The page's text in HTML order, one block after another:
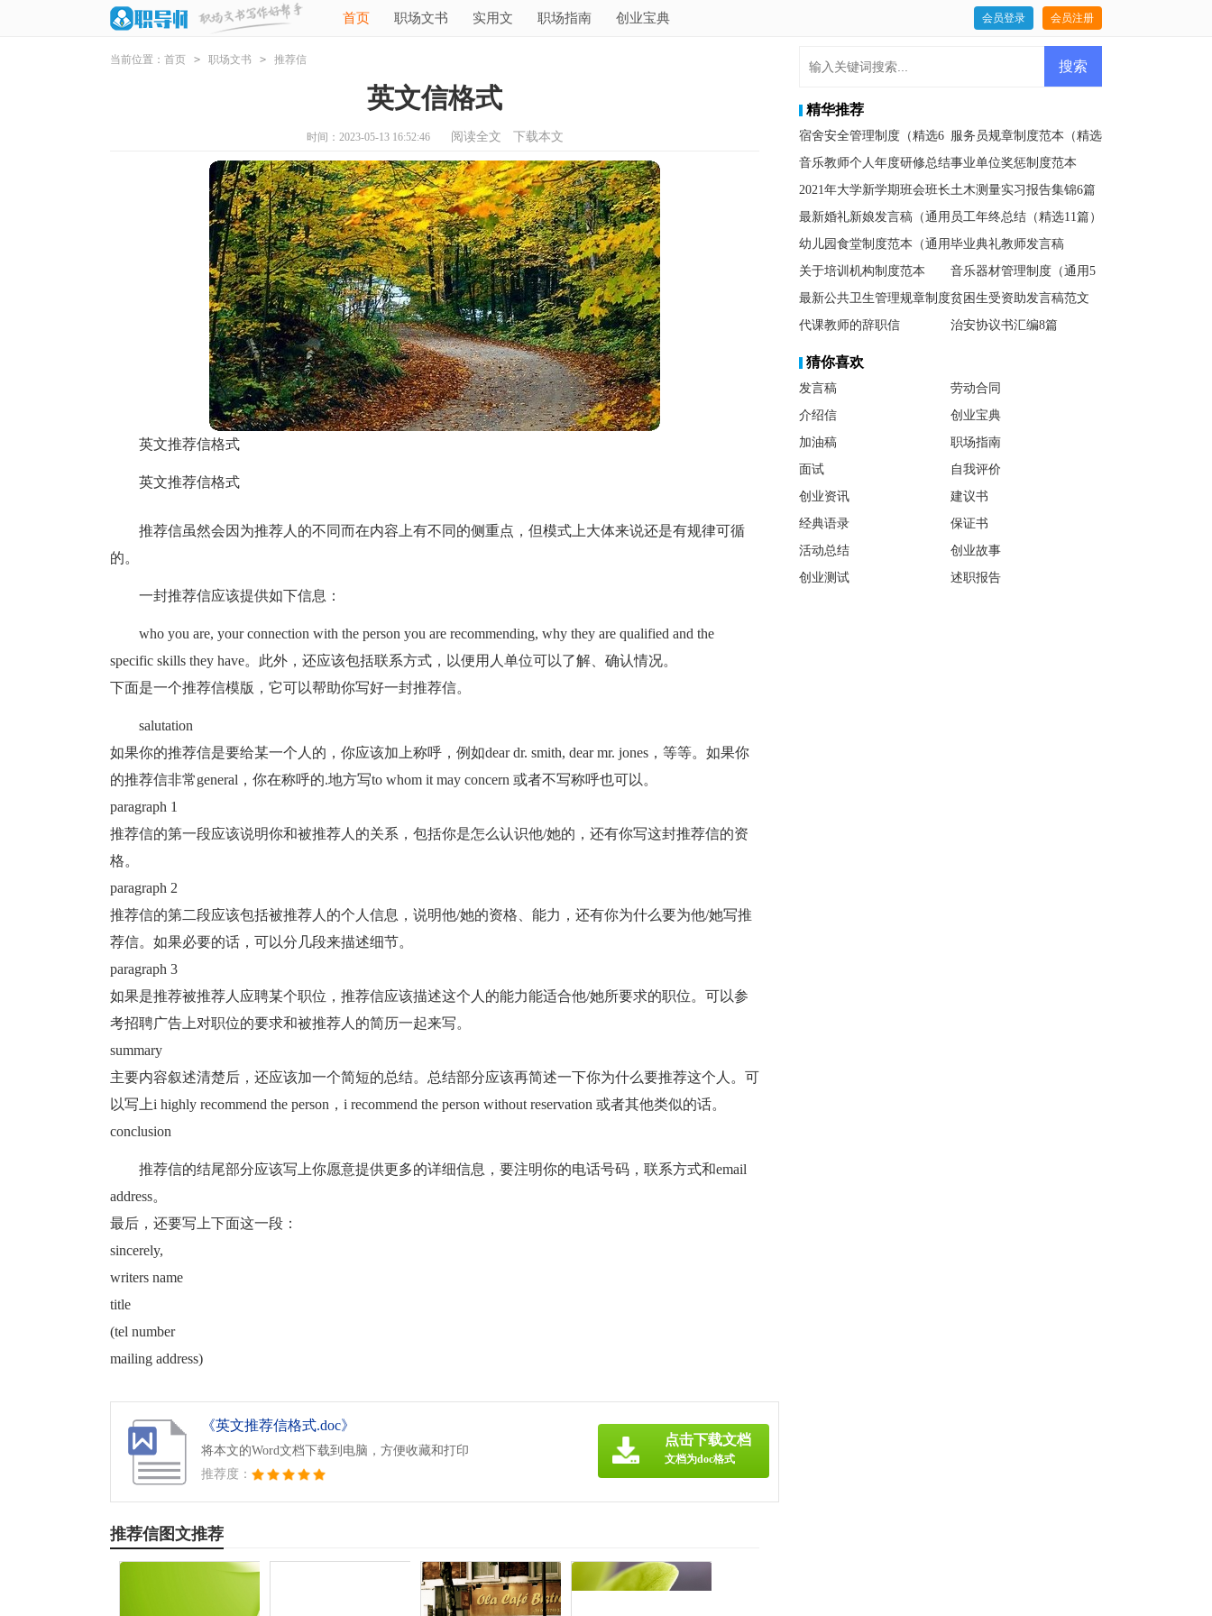
首页 职场文书 实用文 职场指南 创业宝典 会员登录 会员注册
当前位置： 首页 > 职场文书 > 推荐信
英文信格式
时间：2023-05-13 16:52:46 阅读全文 下载本文
英文推荐信格式
英文推荐信格式
推荐信虽然会因为推荐人的不同而在内容上有不同的侧重点，但模式上大体来说还是有规律可循
的。
一封推荐信应该提供如下信息：
who you are, your connection with the person you are recommending, why they are qualified and the
specific skills they have。此外，还应该包括联系方式，以便用人单位可以了解、确认情况。
下面是一个推荐信模版，它可以帮助你写好一封推荐信。
salutation
如果你的推荐信是要给某一个人的，你应该加上称呼，例如dear dr. smith, dear mr. jones，等等。如果你
的推荐信非常general，你在称呼的.地方写to whom it may concern 或者不写称呼也可以。
paragraph 1
推荐信的第一段应该说明你和被推荐人的关系，包括你是怎么认识他/她的，还有你写这封推荐信的资
格。
paragraph 2
推荐信的第二段应该包括被推荐人的个人信息，说明他/她的资格、能力，还有你为什么要为他/她写推
荐信。如果必要的话，可以分几段来描述细节。
paragraph 3
如果是推荐被推荐人应聘某个职位，推荐信应该描述这个人的能力能适合他/她所要求的职位。可以参
考招聘广告上对职位的要求和被推荐人的简历一起来写。
summary
主要内容叙述清楚后，还应该加一个简短的总结。总结部分应该再简述一下你为什么要推荐这个人。可
以写上i highly recommend the person，i recommend the person without reservation 或者其他类似的话。
conclusion
推荐信的结尾部分应该写上你愿意提供更多的详细信息，要注明你的电话号码，联系方式和email
address。
最后，还要写上下面这一段：
sincerely,
writers name
title
(tel number
mailing address)
《英文推荐信格式.doc》
将本文的Word文档下载到电脑，方便收藏和打印
推荐度：
点击下载文档
文档为doc格式
推荐信图文推荐
精华推荐
宿舍安全管理制度（精选6
篇）
服务员规章制度范本（精选
6篇）
音乐教师个人年度研修总结事业单位奖惩制度范本
2021年大学新学期班会班长
的发言稿范文
土木测量实习报告集锦6篇
最新婚礼新娘发言稿（通用
6篇）
员工年终总结（精选11篇）
幼儿园食堂制度范本（通用
5篇）
毕业典礼教师发言稿
关于培训机构制度范本
音乐器材管理制度（通用5
篇）
最新公共卫生管理规章制度贫困生受资助发言稿范文
（精选6篇）
代课教师的辞职信 治安协议书汇编8篇
猜你喜欢
发言稿
劳动合同
介绍信
创业宝典
加油稿
职场指南
面试
自我评价
创业资讯
建议书
经典语录
保证书
活动总结
创业故事
创业测试
述职报告